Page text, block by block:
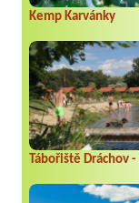
Kemp Karvánky
Tábořiště Dráchov